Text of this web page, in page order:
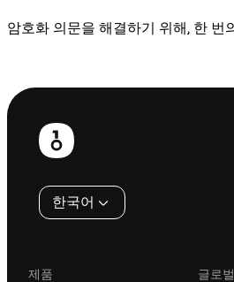
암호화 의문을 해결하기 위해, 한 번
보
한국어
제품
글로